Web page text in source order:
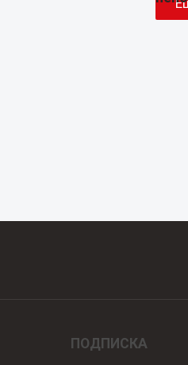
ПОДПИСКА